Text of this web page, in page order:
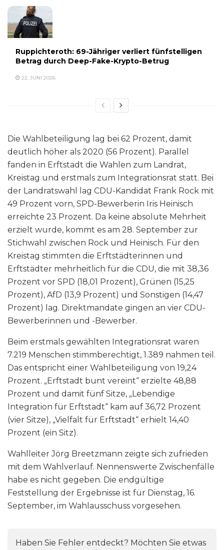
Ruppichteroth: 69-Jähriger verliert fünfstelligen
Betrag durch Deep-Fake-Krypto-Betrug
22. JUNI 2026
Die Wahlbeteiligung lag bei 62 Prozent, damit
deutlich höher als 2020 (56 Prozent). Parallel
fanden in Erftstadt die Wahlen zum Landrat,
Kreistag und erstmals zum Integrationsrat statt. Bei
der Landratswahl lag CDU-Kandidat Frank Rock mit
49 Prozent vorn, SPD-Bewerberin Iris Heinisch
erreichte 23 Prozent. Da keine absolute Mehrheit
erzielt wurde, kommt es am 28. September zur
Stichwahl zwischen Rock und Heinisch. Für den
Kreistag stimmten die Erftstädterinnen und
Erftstädter mehrheitlich für die CDU, die mit 38,36
Prozent vor SPD (18,01 Prozent), Grünen (15,25
Prozent), AfD (13,9 Prozent) und Sonstigen (14,47
Prozent) lag. Direktmandate gingen an vier CDU-
Bewerberinnen und -Bewerber.
Beim erstmals gewählten Integrationsrat waren
7.219 Menschen stimmberechtigt, 1.389 nahmen teil.
Das entspricht einer Wahlbeteiligung von 19,24
Prozent. „Erftstadt bunt vereint“ erzielte 48,88
Prozent und damit fünf Sitze, „Lebendige
Integration für Erftstadt“ kam auf 36,72 Prozent
(vier Sitze), „Vielfalt für Erftstadt“ erhielt 14,40
Prozent (ein Sitz).
Wahlleiter Jörg Breetzmann zeigte sich zufrieden
mit dem Wahlverlauf. Nennenswerte Zwischenfälle
habe es nicht gegeben. Die endgültige
Feststellung der Ergebnisse ist für Dienstag, 16.
September, im Wahlausschuss vorgesehen.
Haben Sie Fehler entdeckt? Möchten Sie etwas